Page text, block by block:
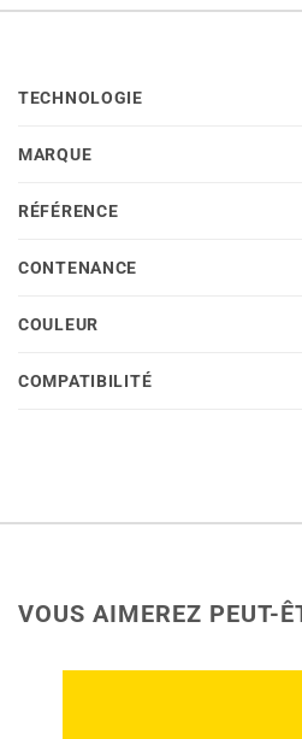
TECHNOLOGIE
MARQUE
RÉFÉRENCE
CONTENANCE
COULEUR
COMPATIBILITÉ
VOUS AIMEREZ PEUT-